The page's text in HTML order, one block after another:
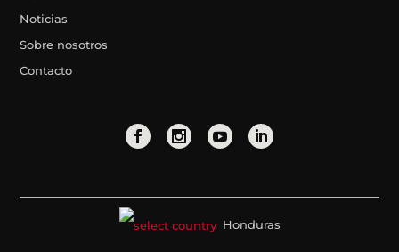
Noticias
Sobre nosotros
Contacto
Honduras